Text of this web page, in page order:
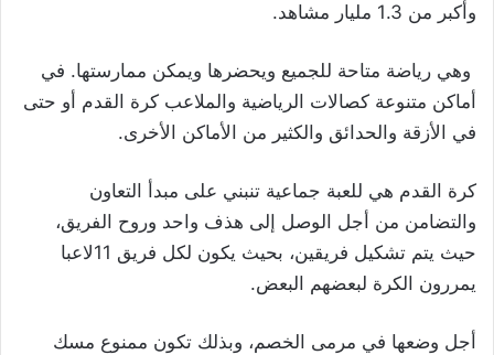
وأكبر من 1.3 مليار مشاهد.
وهي رياضة متاحة للجميع ويحضرها ويمكن ممارستها. في
أماكن متنوعة كصالات الرياضية والملاعب كرة القدم أو حتى
في الأزقة والحدائق والكثير من الأماكن الأخرى.
كرة القدم هي للعبة جماعية تنبني على مبدأ التعاون
والتضامن من أجل الوصل إلى هذف واحد وروح الفريق،
حيث يتم تشكيل فريقين، بحيث يكون لكل فريق 11لاعبا
يمررون الكرة لبعضهم البعض.
أجل وضعها في مرمى الخصم، وبذلك تكون ممنوع مسك